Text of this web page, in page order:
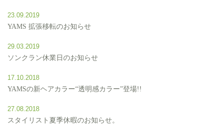
23.09.2019
YAMS 拡張移転のお知らせ
29.03.2019
ソンクラン休業日のお知らせ
17.10.2018
YAMSの新ヘアカラー“透明感カラー”登場!!
27.08.2018
スタイリスト夏季休暇のお知らせ。